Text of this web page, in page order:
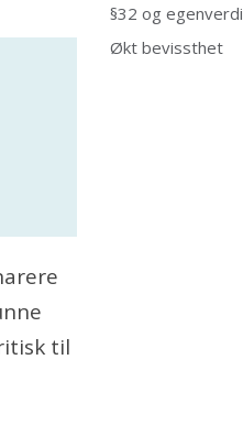
til
§32 og egenverdi
Økt bevissthet